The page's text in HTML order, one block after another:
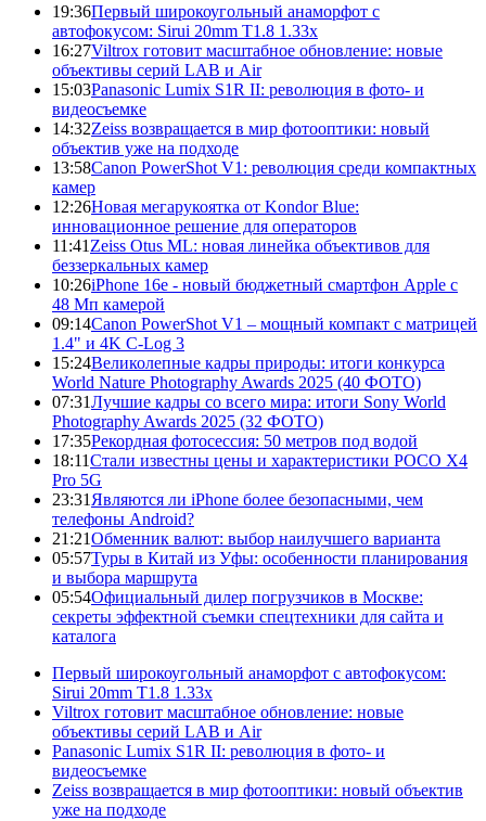
19:36Первый широкоугольный анаморфот с
автофокусом: Sirui 20mm T1.8 1.33x
16:27Viltrox готовит масштабное обновление: новые
объективы серий LAB и Air
15:03Panasonic Lumix S1R II: революция в фото- и
видеосъемке
14:32Zeiss возвращается в мир фотооптики: новый
объектив уже на подходе
13:58Canon PowerShot V1: революция среди компактных
камер
12:26Новая мегарукоятка от Kondor Blue:
инновационное решение для операторов
11:41 Zeiss Otus ML: новая линейка объективов для
беззеркальных камер
10:26iPhone 16e - новый бюджетный смартфон Apple с
48 Мп камерой
09:14Canon PowerShot V1 – мощный компакт с матрицей
1.4" и 4K C-Log 3
15:24Великолепные кадры природы: итоги конкурса
World Nature Photography Awards 2025 (40 ФОТО)
07:31Лучшие кадры со всего мира: итоги Sony World
Photography Awards 2025 (32 ФОТО)
17:35Рекордная фотосессия: 50 метров под водой
18:11Стали известны цены и характеристики POCO X4
Pro 5G
23:31 Являются ли iPhone более безопасными, чем
телефоны Android?
21:21Обменник валют: выбор наилучшего варианта
05:57Туры в Китай из Уфы: особенности планирования
и выбора маршрута
05:54Официальный дилер погрузчиков в Москве:
секреты эффектной съемки спецтехники для сайта и
каталога
Первый широкоугольный анаморфот с автофокусом:
Sirui 20mm T1.8 1.33x
Viltrox готовит масштабное обновление: новые
объективы серий LAB и Air
Panasonic Lumix S1R II: революция в фото- и
видеосъемке
Zeiss возвращается в мир фотооптики: новый объектив
уже на подходе